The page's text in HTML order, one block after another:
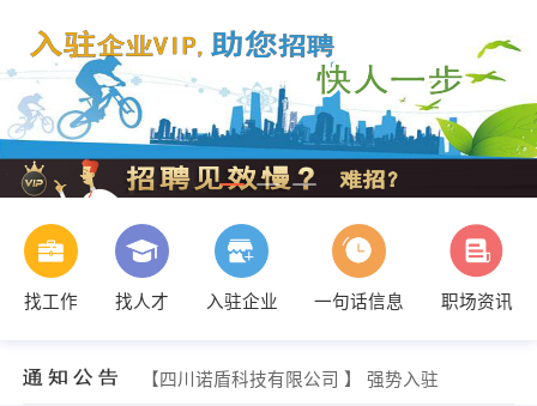
找工作 找人才 入驻企业 一句话信息
职场资讯
【四川诺盾科技有限公司 】 强势入驻